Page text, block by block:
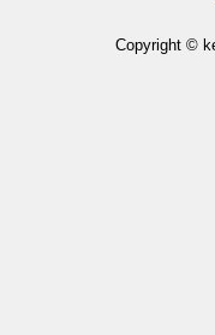
Copyright ©